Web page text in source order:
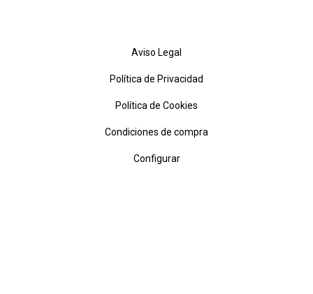
Aviso Legal
Política de Privacidad
Política de Cookies
Condiciones de compra
Configurar